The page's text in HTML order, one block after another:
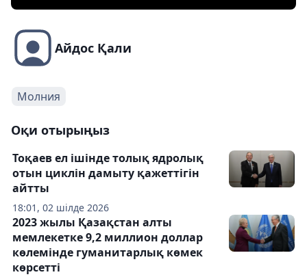
Айдос Қали
Молния
Оқи отырыңыз
18:01, 02 шілде 2026
Тоқаев ел ішінде толық ядролық
отын циклін дамыту қажеттігін
айтты
2023 жылы Қазақстан алты
мемлекетке 9,2 миллион доллар
көлемінде гуманитарлық көмек
көрсетті